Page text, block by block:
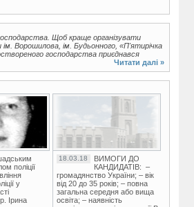
Щоб краще організувати
Ворошилова, ім. Будьонного, «П'ятирічка
господарства приєднався
Читати далі »
поліції
у
Ірина
18.03.18
ВИМОГИ ДО
КАНДИДАТІВ: –
громадянство України; – вік
від 20 до 35 років; – повна
загальна середня або вища
освіта; – наявність